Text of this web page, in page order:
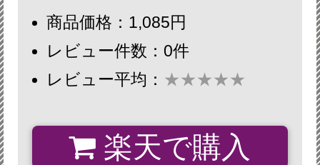
商品価格：1,085円
レビュー件数：0件
レビュー平均： ★★★★★
楽天で購入